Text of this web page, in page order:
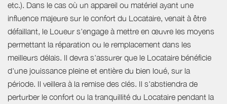
etc.). Dans le cas où un appareil ou matériel ayant une
influence majeure sur le confort du Locataire, venait à être
défaillant, le Loueur s'engage à mettre en œuvre les moyens
permettant la réparation ou le remplacement dans les
meilleurs délais. Il devra s'assurer que le Locataire bénéficie
d'une jouissance pleine et entière du bien loué, sur la
période. Il veillera à la remise des clés. Il s'abstiendra de
perturber le confort ou la tranquillité du Locataire pendant la